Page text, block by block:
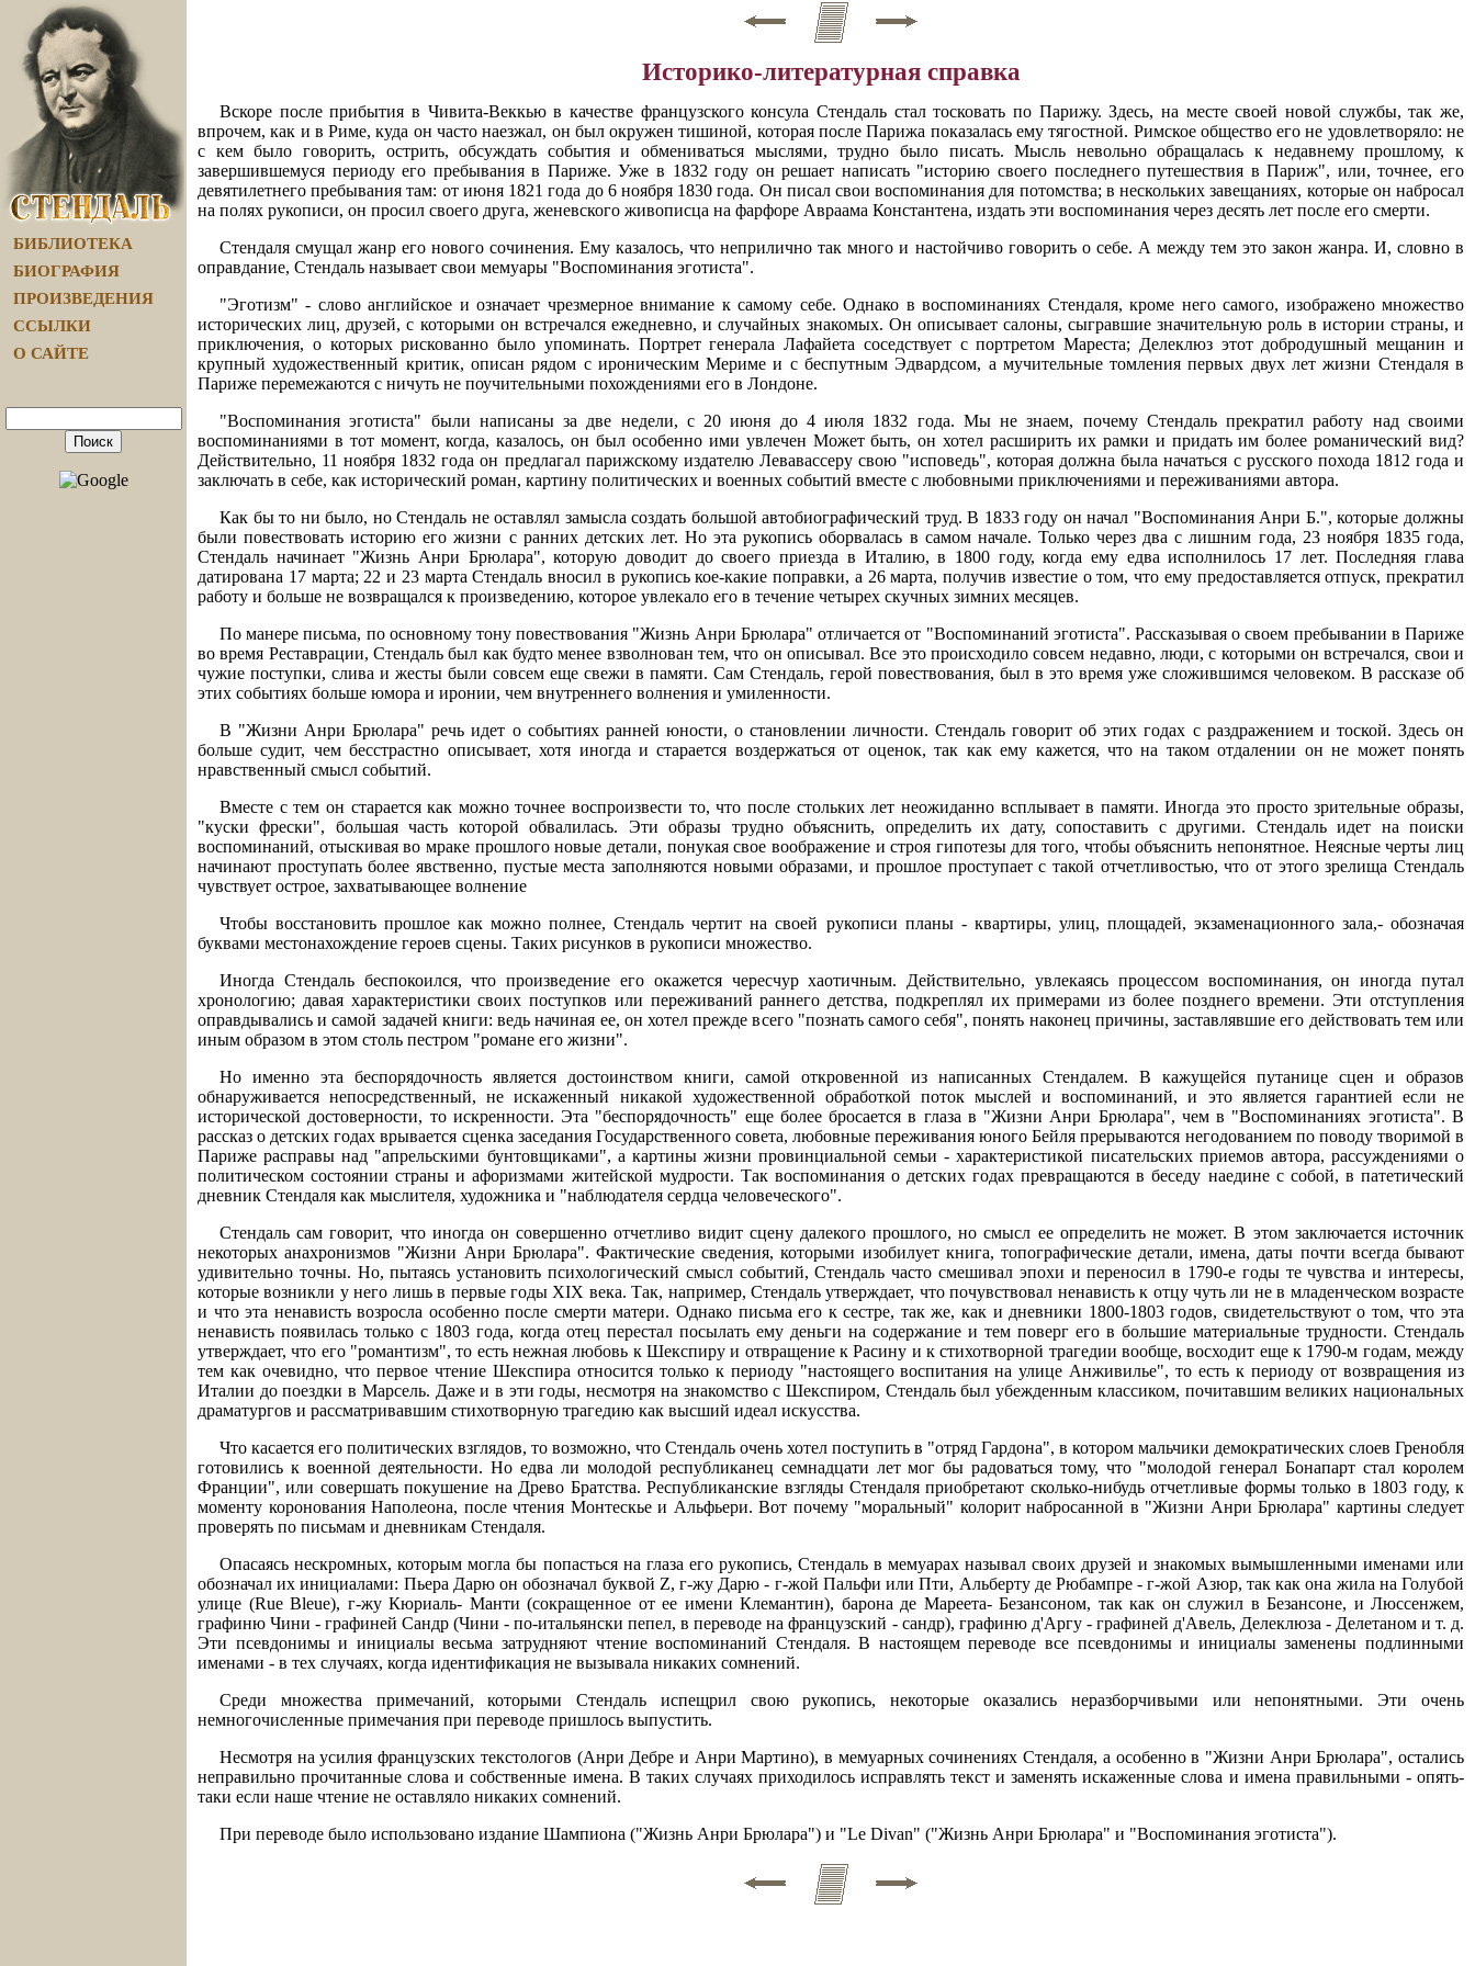
БИБЛИОТЕКА
БИОГРАФИЯ
ПРОИЗВЕДЕНИЯ
ССЫЛКИ
О САЙТЕ
Историко-литературная справка
Вскоре после прибытия в Чивита-Веккью в качестве французского консула Стендаль стал тосковать по Парижу. Здесь, на месте своей новой службы, так же,
впрочем, как и в Риме, куда он часто наезжал, он был окружен тишиной, которая после Парижа показалась ему тягостной. Римское общество его не удовлетворяло: не
с кем было говорить, острить, обсуждать события и обмениваться мыслями, трудно было писать. Мысль невольно обращалась к недавнему прошлому, к
завершившемуся периоду его пребывания в Париже. Уже в 1832 году он решает написать "историю своего последнего путешествия в Париж", или, точнее, его
девятилетнего пребывания там: от июня 1821 года до 6 ноября 1830 года. Он писал свои воспоминания для потомства; в нескольких завещаниях, которые он набросал
на полях рукописи, он просил своего друга, женевского живописца на фарфоре Авраама Константена, издать эти воспоминания через десять лет после его смерти.
Стендаля смущал жанр его нового сочинения. Ему казалось, что неприлично так много и настойчиво говорить о себе. А между тем это закон жанра. И, словно в
оправдание, Стендаль называет свои мемуары "Воспоминания эготиста".
"Эготизм" - слово английское и означает чрезмерное внимание к самому себе. Однако в воспоминаниях Стендаля, кроме него самого, изображено множество
исторических лиц, друзей, с которыми он встречался ежедневно, и случайных знакомых. Он описывает салоны, сыгравшие значительную роль в истории страны, и
приключения, о которых рискованно было упоминать. Портрет генерала Лафайета соседствует с портретом Мареста; Делеклюз этот добродушный мещанин и
крупный художественный критик, описан рядом с ироническим Мериме и с беспутным Эдвардсом, а мучительные томления первых двух лет жизни Стендаля в
Париже перемежаются с ничуть не поучительными похождениями его в Лондоне.
"Воспоминания эготиста" были написаны за две недели, с 20 июня до 4 июля 1832 года. Мы не знаем, почему Стендаль прекратил работу над своими
воспоминаниями в тот момент, когда, казалось, он был особенно ими увлечен Может быть, он хотел расширить их рамки и придать им более романический вид?
Действительно, 11 ноября 1832 года он предлагал парижскому издателю Левавассеру свою "исповедь", которая должна была начаться с русского похода 1812 года и
заключать в себе, как исторический роман, картину политических и военных событий вместе с любовными приключениями и переживаниями автора.
Как бы то ни было, но Стендаль не оставлял замысла создать большой автобиографический труд. В 1833 году он начал "Воспоминания Анри Б.", которые должны
были повествовать историю его жизни с ранних детских лет. Но эта рукопись оборвалась в самом начале. Только через два с лишним года, 23 ноября 1835 года,
Стендаль начинает "Жизнь Анри Брюлара", которую доводит до своего приезда в Италию, в 1800 году, когда ему едва исполнилось 17 лет. Последняя глава
датирована 17 марта; 22 и 23 марта Стендаль вносил в рукопись кое-какие поправки, а 26 марта, получив известие о том, что ему предоставляется отпуск, прекратил
работу и больше не возвращался к произведению, которое увлекало его в течение четырех скучных зимних месяцев.
По манере письма, по основному тону повествования "Жизнь Анри Брюлара" отличается от "Воспоминаний эготиста". Рассказывая о своем пребывании в Париже
во время Реставрации, Стендаль был как будто менее взволнован тем, что он описывал. Все это происходило совсем недавно, люди, с которыми он встречался, свои и
чужие поступки, слива и жесты были совсем еще свежи в памяти. Сам Стендаль, герой повествования, был в это время уже сложившимся человеком. В рассказе об
этих событиях больше юмора и иронии, чем внутреннего волнения и умиленности.
В "Жизни Анри Брюлара" речь идет о событиях ранней юности, о становлении личности. Стендаль говорит об этих годах с раздражением и тоской. Здесь он
больше судит, чем бесстрастно описывает, хотя иногда и старается воздержаться от оценок, так как ему кажется, что на таком отдалении он не может понять
нравственный смысл событий.
Вместе с тем он старается как можно точнее воспроизвести то, что после стольких лет неожиданно всплывает в памяти. Иногда это просто зрительные образы,
"куски фрески", большая часть которой обвалилась. Эти образы трудно объяснить, определить их дату, сопоставить с другими. Стендаль идет на поиски
воспоминаний, отыскивая во мраке прошлого новые детали, понукая свое воображение и строя гипотезы для того, чтобы объяснить непонятное. Неясные черты лиц
начинают проступать более явственно, пустые места заполняются новыми образами, и прошлое проступает с такой отчетливостью, что от этого зрелища Стендаль
чувствует острое, захватывающее волнение
Чтобы восстановить прошлое как можно полнее, Стендаль чертит на своей рукописи планы - квартиры, улиц, площадей, экзаменационного зала,- обозначая
буквами местонахождение героев сцены. Таких рисунков в рукописи множество.
Иногда Стендаль беспокоился, что произведение его окажется чересчур хаотичным. Действительно, увлекаясь процессом воспоминания, он иногда путал
хронологию; давая характеристики своих поступков или переживаний раннего детства, подкреплял их примерами из более позднего времени. Эти отступления
оправдывались и самой задачей книги: ведь начиная ее, он хотел прежде всего "познать самого себя", понять наконец причины, заставлявшие его действовать тем или
иным образом в этом столь пестром "романе его жизни".
Но именно эта беспорядочность является достоинством книги, самой откровенной из написанных Стендалем. В кажущейся путанице сцен и образов
обнаруживается непосредственный, не искаженный никакой художественной обработкой поток мыслей и воспоминаний, и это является гарантией если не
исторической достоверности, то искренности. Эта "беспорядочность" еще более бросается в глаза в "Жизни Анри Брюлара", чем в "Воспоминаниях эготиста". В
рассказ о детских годах врывается сценка заседания Государственного совета, любовные переживания юного Бейля прерываются негодованием по поводу творимой в
Париже расправы над "апрельскими бунтовщиками", а картины жизни провинциальной семьи - характеристикой писательских приемов автора, рассуждениями о
политическом состоянии страны и афоризмами житейской мудрости. Так воспоминания о детских годах превращаются в беседу наедине с собой, в патетический
дневник Стендаля как мыслителя, художника и "наблюдателя сердца человеческого".
Стендаль сам говорит, что иногда он совершенно отчетливо видит сцену далекого прошлого, но смысл ее определить не может. В этом заключается источник
некоторых анахронизмов "Жизни Анри Брюлара". Фактические сведения, которыми изобилует книга, топографические детали, имена, даты почти всегда бывают
удивительно точны. Но, пытаясь установить психологический смысл событий, Стендаль часто смешивал эпохи и переносил в 1790-е годы те чувства и интересы,
которые возникли у него лишь в первые годы XIX века. Так, например, Стендаль утверждает, что почувствовал ненависть к отцу чуть ли не в младенческом возрасте
и что эта ненависть возросла особенно после смерти матери. Однако письма его к сестре, так же, как и дневники 1800-1803 годов, свидетельствуют о том, что эта
ненависть появилась только с 1803 года, когда отец перестал посылать ему деньги на содержание и тем поверг его в большие материальные трудности. Стендаль
утверждает, что его "романтизм", то есть нежная любовь к Шекспиру и отвращение к Расину и к стихотворной трагедии вообще, восходит еще к 1790-м годам, между
тем как очевидно, что первое чтение Шекспира относится только к периоду "настоящего воспитания на улице Анживилье", то есть к периоду от возвращения из
Италии до поездки в Марсель. Даже и в эти годы, несмотря на знакомство с Шекспиром, Стендаль был убежденным классиком, почитавшим великих национальных
драматургов и рассматривавшим стихотворную трагедию как высший идеал искусства.
Что касается его политических взглядов, то возможно, что Стендаль очень хотел поступить в "отряд Гардона", в котором мальчики демократических слоев Гренобля
готовились к военной деятельности. Но едва ли молодой республиканец семнадцати лет мог бы радоваться тому, что "молодой генерал Бонапарт стал королем
Франции", или совершать покушение на Древо Братства. Республиканские взгляды Стендаля приобретают сколько-нибудь отчетливые формы только в 1803 году, к
моменту коронования Наполеона, после чтения Монтескье и Альфьери. Вот почему "моральный" колорит набросанной в "Жизни Анри Брюлара" картины следует
проверять по письмам и дневникам Стендаля.
Опасаясь нескромных, которым могла бы попасться на глаза его рукопись, Стендаль в мемуарах называл своих друзей и знакомых вымышленными именами или
обозначал их инициалами: Пьера Дарю он обозначал буквой Z, г-жу Дарю - г-жой Пальфи или Пти, Альберту де Рюбампре - г-жой Азюр, так как она жила на Голубой
улице (Rue Bleue), г-жу Кюриаль- Манти (сокращенное от ее имени Клемантин), барона де Мареета- Безансоном, так как он служил в Безансоне, и Люссенжем,
графиню Чини - графиней Сандр (Чини - по-итальянски пепел, в переводе на французский - сандр), графиню д'Аргу - графиней д'Авель, Делеклюза - Делетаном и т. д.
Эти псевдонимы и инициалы весьма затрудняют чтение воспоминаний Стендаля. В настоящем переводе все псевдонимы и инициалы заменены подлинными
именами - в тех случаях, когда идентификация не вызывала никаких сомнений.
Среди множества примечаний, которыми Стендаль испещрил свою рукопись, некоторые оказались неразборчивыми или непонятными. Эти очень
немногочисленные примечания при переводе пришлось выпустить.
Несмотря на усилия французских текстологов (Анри Дебре и Анри Мартино), в мемуарных сочинениях Стендаля, а особенно в "Жизни Анри Брюлара", остались
неправильно прочитанные слова и собственные имена. В таких случаях приходилось исправлять текст и заменять искаженные слова и имена правильными - опять-
таки если наше чтение не оставляло никаких сомнений.
При переводе было использовано издание Шампиона ("Жизнь Анри Брюлара") и "Le Divan" ("Жизнь Анри Брюлара" и "Воспоминания эготиста").